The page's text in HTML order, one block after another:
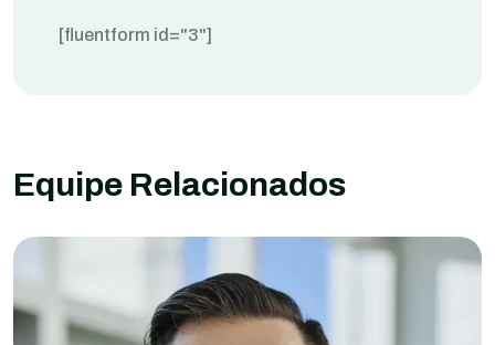
[fluentform id="3"]
Equipe Relacionados